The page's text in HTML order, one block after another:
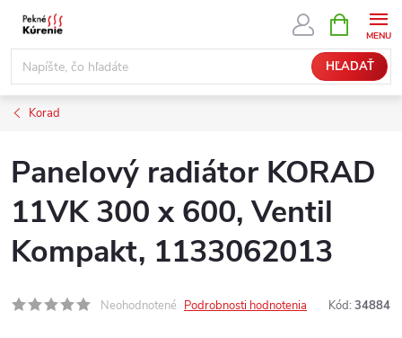
Prejsť
obsah
HĽADAŤ
KOŠÍK
Korad
Panelový radiátor KORAD
11VK 300 x 600, Ventil
Kompakt, 1133062013
Neohodnotené Podrobnosti hodnotenia Kód: 34884